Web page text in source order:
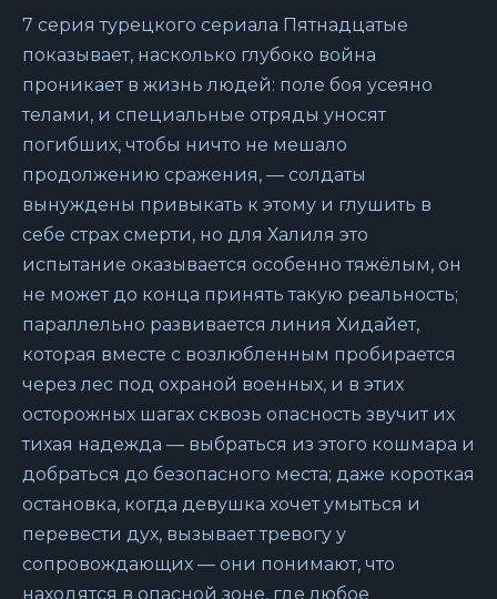
7 серия турецкого сериала Пятнадцатые
показывает, насколько глубоко война
проникает в жизнь людей: поле боя усеяно
телами, и специальные отряды уносят
погибших, чтобы ничто не мешало
продолжению сражения, — солдаты
вынуждены привыкать к этому и глушить в
себе страх смерти, но для Халиля это
испытание оказывается особенно тяжёлым, он
не может до конца принять такую реальность;
параллельно развивается линия Хидайет,
которая вместе с возлюбленным пробирается
через лес под охраной военных, и в этих
осторожных шагах сквозь опасность звучит их
тихая надежда — выбраться из этого кошмара и
добраться до безопасного места; даже короткая
остановка, когда девушка хочет умыться и
перевести дух, вызывает тревогу у
сопровождающих — они понимают, что
находятся в опасной зоне, где любое